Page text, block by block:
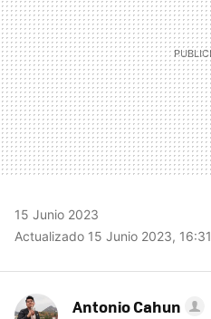
15 Junio 2023
Actualizado 15 Junio 2023, 16:31
Antonio Cahun